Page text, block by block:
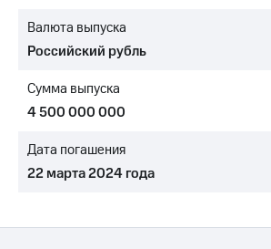
отчетность
Контакты
Новости
в
и акционерам
Корпоративное
Корпоративный
Валюта выпуска
Российский рубль
Сумма выпуска
4 500 000 000
Дата погашения
22 марта 2024 года